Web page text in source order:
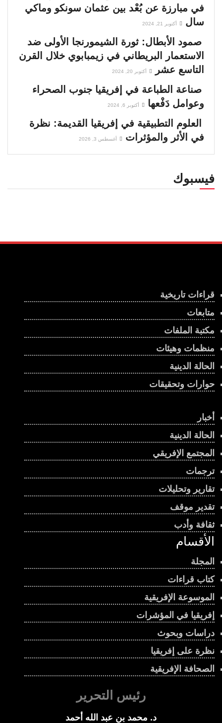
في مبارزة عن بُعْد بين عثمان سونكو وماكي
سال
أكتوبر 21, 2024
صمود الأبطال: ثورة الشيمورنجا الأولى ضد
الاستعمار البريطاني في زيمبابوي خلال القرن
التاسع عشر
أكتوبر 20, 2024
صناعة الطباعة في إفريقيا جنوب الصحراء
وعوامل دَفْعها
أكتوبر 6, 2024
العلوم التطبيقية في إفريقيا القديمة: نظرة
في الأثر والمؤثرات
أغسطس 3, 2026
فيسبوك
قراءات تاريخية
متابعات
مكتبة الملفات
منظمات وهيئات
الحالة الدينية
حوارات وتحقيقات
أخبار
الحالة الدينية
المجتمع الإفريقي
ترجمات
تقارير وتحليلات
تقدير موقف
ثقافة وأدب
الأقسام
المجلة
كتاب قراءات
الموسوعة الإفريقية
إفريقيا في المؤشرات
دراسات وبحوث
نظرة على إفريقيا
الصحافة الإفريقية
رئيس التحرير
د. محمد بن عبد الله أحمد